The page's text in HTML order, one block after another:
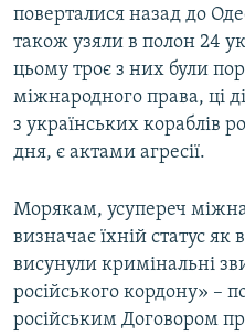
поверталися назад до
також узяли в полон 24
цьому троє з них були
міжнародного права, ці
з українських кораблів
дня, є актами агресії.
Морякам, усупереч
визначає їхній статус як
висунули кримінальні
російського кордону» –
російським Договором